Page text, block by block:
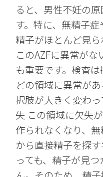
ると、男性不妊の
す。特に、無精子症
精子がほとんど見ら
このAZFに異常が
も重要です。検査
どの領域に異常が
択肢が大きく変わ
失 この領域に欠失
作られなくなり、
から直接精子を探
っても、精子が見